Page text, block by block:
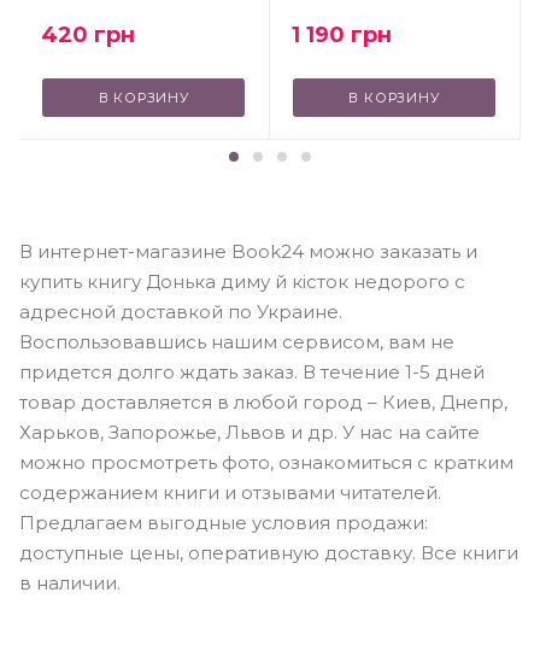
420 грн
В КОРЗИНУ
1 190 грн
В КОРЗИНУ
В интернет-магазине Book24 можно заказать и
купить книгу Донька диму й кісток недорого с
адресной доставкой по Украине.
Воспользовавшись нашим сервисом, вам не
придется долго ждать заказ. В течение 1-5 дней
товар доставляется в любой город – Киев, Днепр,
Харьков, Запорожье, Львов и др. У нас на сайте
можно просмотреть фото, ознакомиться с кратким
содержанием книги и отзывами читателей.
Предлагаем выгодные условия продажи:
доступные цены, оперативную доставку. Все книги
в наличии.